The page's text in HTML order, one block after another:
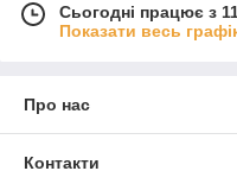
Сьогодні працює з
Показати весь
Про нас
Контакти